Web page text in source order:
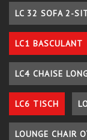
LC 32 SOFA 2-
LC1 BASCULANT
LC4 CHAISE
LC6 TISCH
LOUNGE CHAIR